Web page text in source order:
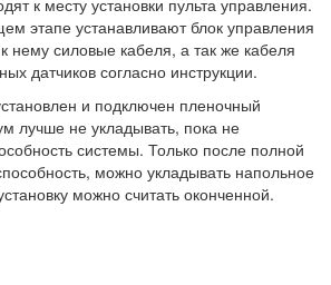
к месту установки пульта управления.
этапе устанавливают блок управления
нему силовые кабеля, а так же кабеля
датчиков согласно инструкции.
и подключен пленочный
лучше не укладывать, пока не
системы. Только после полной
можно укладывать напольное
можно считать оконченной.